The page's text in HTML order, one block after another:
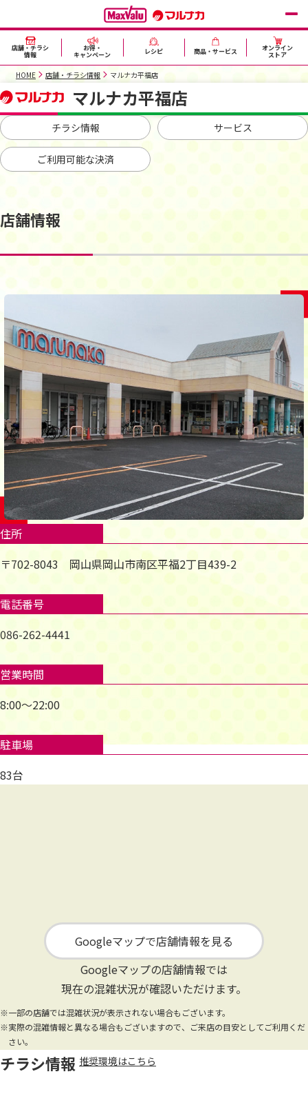
店舗・チラシ
情報
お得・
キャンペーン レシピ 商品・サービス オンライン
ストア
HOME 店舗・チラシ情報 マルナカ平福店
マルナカ平福店
チラシ情報 サービス
ご利用可能な決済
店舗情報
住所
〒702-8043 岡山県岡山市南区平福2丁目439-2
電話番号
086-262-4441
営業時間
8:00～22:00
駐車場
83台
Googleマップで店舗情報を見る
Googleマップの店舗情報では
現在の混雑状況が確認いただけます。
※一部の店舗では混雑状況が表示されない場合もございます。
※実際の混雑情報と異なる場合もございますので、ご来店の目安としてご利用くだ
さい。
チラシ情報 推奨環境はこちら